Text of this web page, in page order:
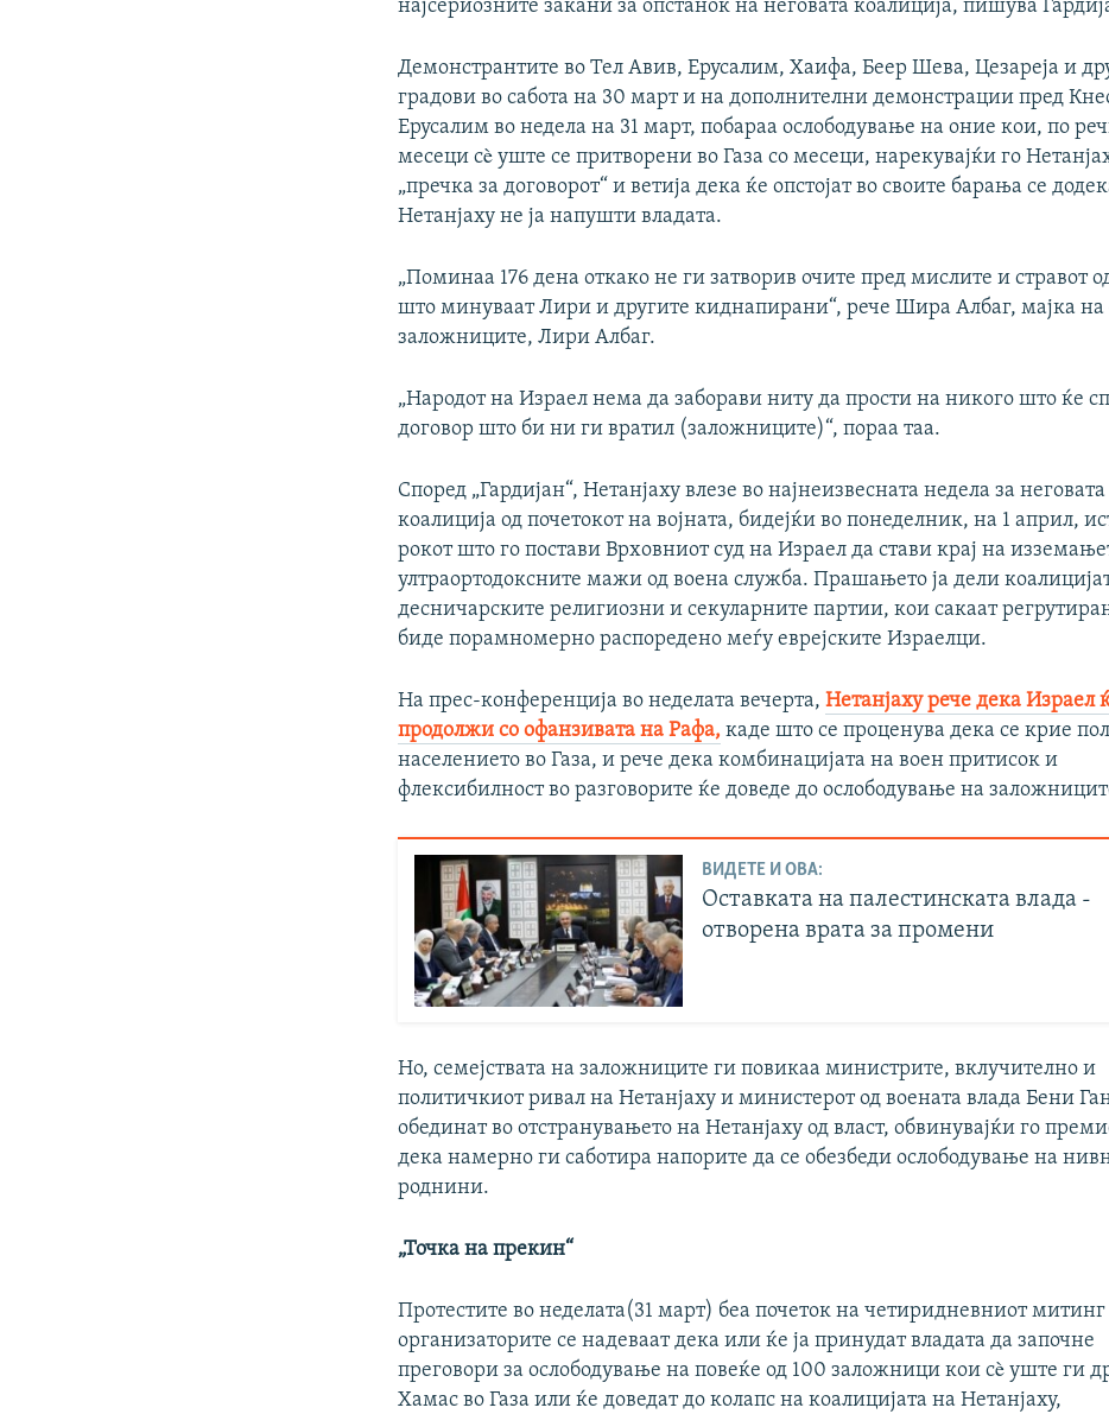
најсериозните закани за опстанок на неговата коалиција, пишува
Демонстрантите во Тел Авив, Ерусалим, Хаифа, Беер Шева, Цезареја и
градови во сабота на 30 март и на дополнителни демонстрации пред
Ерусалим во недела на 31 март, побараа ослободување на оние кои, по
месеци сè уште се притворени во Газа со месеци, нарекувајќи го
„пречка за договорот“ и ветија дека ќе опстојат во своите барања се
Нетанјаху не ја напушти владата.
„Поминаа 176 дена откако не ги затворив очите пред мислите и стравот
што минуваат Лири и другите киднапирани“, рече Шира Албаг, мајка на
заложниците, Лири Албаг.
„Народот на Израел нема да заборави ниту да прости на никого што ќе
договор што би ни ги вратил (заложниците)“, пораа таа.
Според „Гардијан“, Нетанјаху влезе во најнеизвесната недела за неговата
коалиција од почетокот на војната, бидејќи во понеделник, на 1 април,
рокот што го постави Врховниот суд на Израел да стави крај на
ултраортодоксните мажи од воена служба. Прашањето ја дели
десничарските религиозни и секуларните партии, кои сакаат
биде порамномерно распоредено меѓу еврејските Израелци.
На прес-конференција во неделата вечерта,Нетанјаху рече дека Израел
продолжи со офанзивата на Рафа, каде што се проценува дека се крие
населението во Газа, и рече дека комбинацијата на воен притисок и
флексибилност во разговорите ќе доведе до ослободување на
ВИДЕТЕ И ОВА:
Оставката на палестинската влада -
отворена врата за промени
Но, семејствата на заложниците ги повикаа министрите, вклучително и
политичкиот ривал на Нетанјаху и министерот од воената влада Бени
обединат во отстранувањето на Нетанјаху од власт, обвинувајќи го
дека намерно ги саботира напорите да се обезбеди ослободување на
роднини.
„Точка на прекин“
Протестите во неделата(31 март) беа почеток на четиридневниот митинг
организаторите се надеваат дека или ќе ја принудат владата да започне
преговори за ослободување на повеќе од 100 заложници кои сè уште ги
Хамас во Газа или ќе доведат до колапс на коалицијата на Нетанјаху,